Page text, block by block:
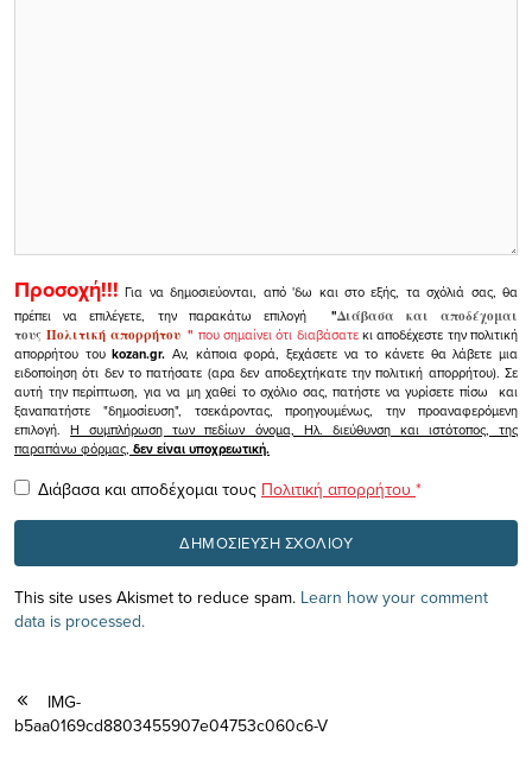
Προσοχή!!! Για να δημοσιεύονται, από 'δω και στο εξής, τα σχόλιά σας, θα
πρέπει να επιλέγετε, την παρακάτω επιλογή
"Διάβασα και αποδέχομαι
τουςΠολιτική απορρήτου" που σημαίνει ότι διαβάσατεκι αποδέχεστε την πολιτική
απορρήτου τουkozan.gr. Αν, κάποια φορά, ξεχάσετε να το κάνετε θα λάβετε μια
ειδοποίηση ότι δεν το πατήσατε (αρα δεν αποδεχτήκατε την πολιτική απορρήτου). Σε
αυτή την περίπτωση, για να μη χαθεί το σχόλιο σας, πατήστε να γυρίσετε πίσω και
ξαναπατήστε "δημοσίευση", τσεκάροντας, προηγουμένως, την προαναφερόμενη
επιλογή.Η συμπλήρωση των πεδίων όνομα, Ηλ. διεύθυνση και ιστότοπος, της
παραπάνω φόρμας, δεν είναι υποχρεωτική.
Διάβασα και αποδέχομαι τους Πολιτική απορρήτου *
This site uses Akismet to reduce spam. Learn how your comment
data is processed.
IMG-
b5aa0169cd8803455907e04753c060c6-V